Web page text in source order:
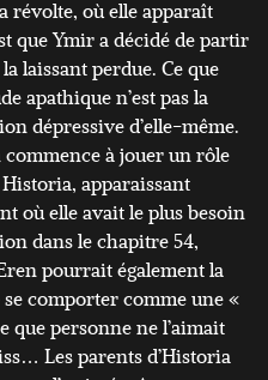
révolte, où elle apparaît
que Ymir a décidé de partir
laissant perdue. Ce que
apathique n’est pas la
dépressive d’elle-même.
commence à jouer un rôle
apparaissant
où elle avait le plus besoin
dans le chapitre 54,
pourrait également la
comporter comme une «
que personne ne l’aimait
Les parents d’Historia